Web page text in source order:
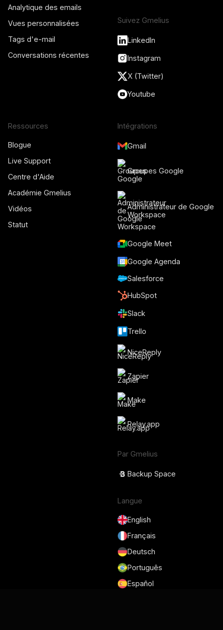
Analytique des emails
Vues personnalisées
Tags d'e-mail
Conversations récentes
Suivez Gmelius
LinkedIn
Instagram
X (Twitter)
Youtube
Ressources
Blogue
Live Support
Centre d'Aide
Académie Gmelius
Vidéos
Statut
Intégrations
Gmail
Groupes Google
Administrateur de Google
Workspace
Google Meet
Google Agenda
Salesforce
HubSpot
Slack
Trello
NiceReply
Zapier
Make
Relay.app
Par Gmelius
Backup Space
Langue
English
Français
Deutsch
Português
Español